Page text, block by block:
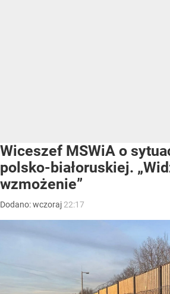
Wiceszef MSWiA o
polsko-białoruskiej.
wzmożenie”
Dodano:wczoraj 22:17